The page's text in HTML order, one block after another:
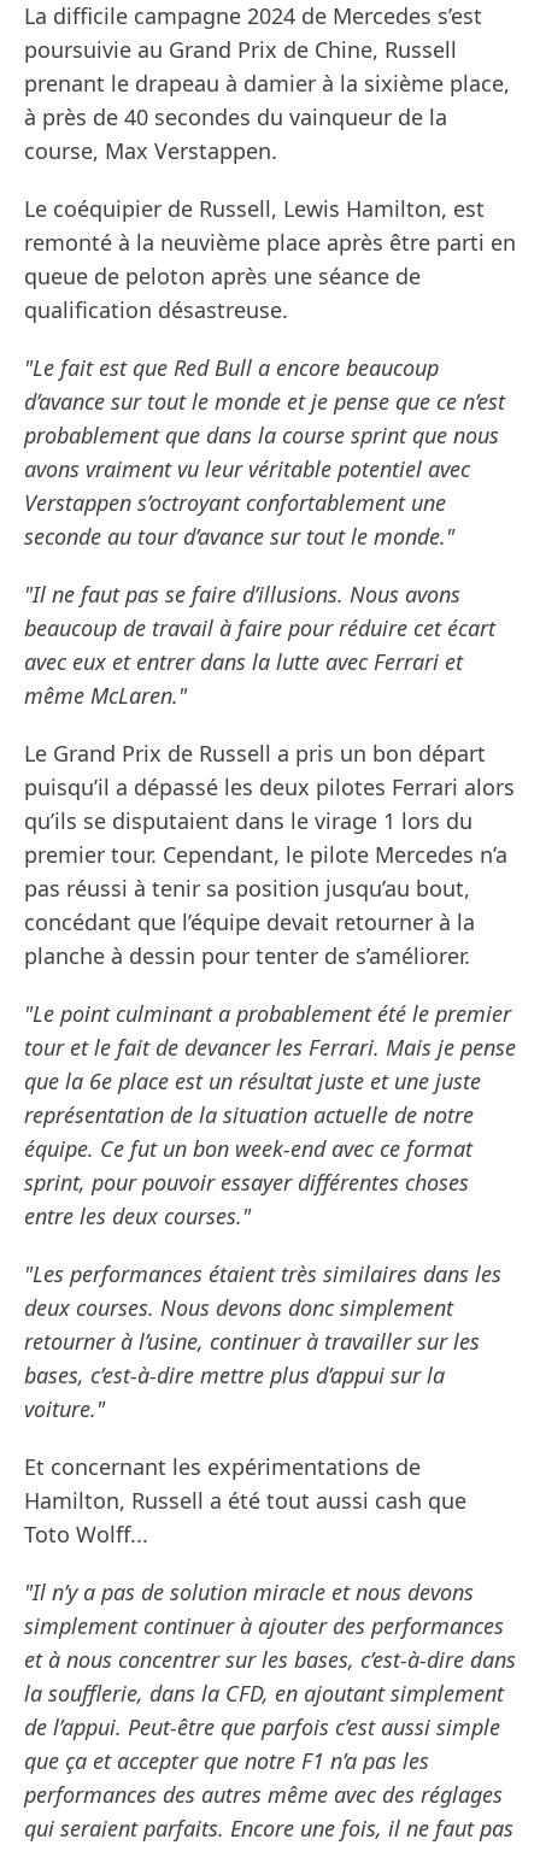
La difficile campagne 2024 de Mercedes s’est
poursuivie au Grand Prix de Chine, Russell
prenant le drapeau à damier à la sixième place,
à près de 40 secondes du vainqueur de la
course, Max Verstappen.
Le coéquipier de Russell, Lewis Hamilton, est
remonté à la neuvième place après être parti en
queue de peloton après une séance de
qualification désastreuse.
"Le fait est que Red Bull a encore beaucoup
d’avance sur tout le monde et je pense que ce n’est
probablement que dans la course sprint que nous
avons vraiment vu leur véritable potentiel avec
Verstappen s’octroyant confortablement une
seconde au tour d’avance sur tout le monde."
"Il ne faut pas se faire d’illusions. Nous avons
beaucoup de travail à faire pour réduire cet écart
avec eux et entrer dans la lutte avec Ferrari et
même McLaren."
Le Grand Prix de Russell a pris un bon départ
puisqu’il a dépassé les deux pilotes Ferrari alors
qu’ils se disputaient dans le virage 1 lors du
premier tour. Cependant, le pilote Mercedes n’a
pas réussi à tenir sa position jusqu’au bout,
concédant que l’équipe devait retourner à la
planche à dessin pour tenter de s’améliorer.
"Le point culminant a probablement été le premier
tour et le fait de devancer les Ferrari. Mais je pense
que la 6e place est un résultat juste et une juste
représentation de la situation actuelle de notre
équipe. Ce fut un bon week-end avec ce format
sprint, pour pouvoir essayer différentes choses
entre les deux courses."
"Les performances étaient très similaires dans les
deux courses. Nous devons donc simplement
retourner à l’usine, continuer à travailler sur les
bases, c’est-à-dire mettre plus d’appui sur la
voiture."
Et concernant les expérimentations de
Hamilton, Russell a été tout aussi cash que
Toto Wolff...
"Il n’y a pas de solution miracle et nous devons
simplement continuer à ajouter des performances
et à nous concentrer sur les bases, c’est-à-dire dans
la soufflerie, dans la CFD, en ajoutant simplement
de l’appui. Peut-être que parfois c’est aussi simple
que ça et accepter que notre F1 n’a pas les
performances des autres même avec des réglages
qui seraient parfaits. Encore une fois, il ne faut pas